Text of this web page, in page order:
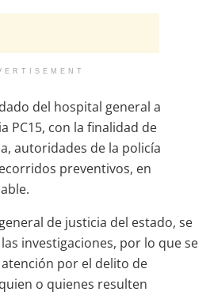
del hospital general a
PC15, con la finalidad de
autoridades de la policía
preventivos, en
de justicia del estado, se
investigaciones, por lo que se
por el delito de
o quienes resulten